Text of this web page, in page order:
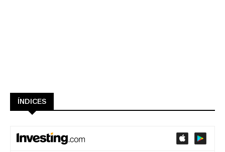
ÍNDICES